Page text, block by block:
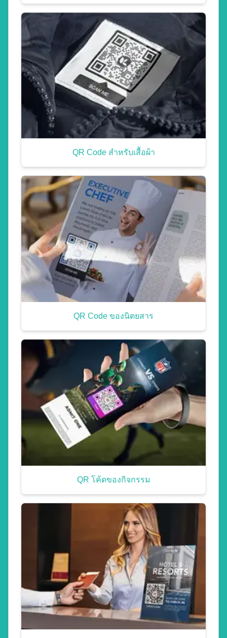
QR Code สำหรับเสื้อผ้า
QR Code ของนิตยสาร
QR โค้ดของกิจกรรม